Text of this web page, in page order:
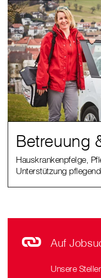
Betreuung
Hauskrankenpfelge,
Unterstützung
Auf
Unsere